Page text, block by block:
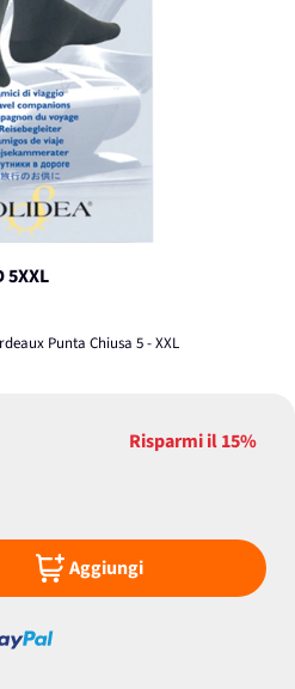
5XXL
Punta Chiusa 5 - XXL
Risparmi il15%
Aggiungi